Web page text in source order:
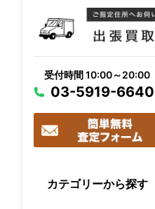
受付時間 10:00～20:00
03-5919-6640
カテゴリーから探す